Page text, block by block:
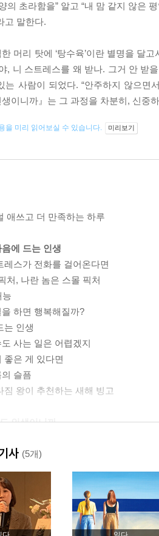
의 초라함을” 알고 “내 맘 같지 않은
고 말한다.
머리 탓에 ‘탕수육’이란 별명을 달
, 니 스트레스를 왜 받나. 그거 안 받
는 사람이 되었다. “안주하지 않으면
생이니까』는 그 과정을 차분히, 신
을 미리 읽어보실 수 있습니다. 미리보기
애쓰고 더 만족하는 하루
에 드는 인생
레스가 전화를 걸어온다면
처, 나란 놈은 스몰 픽처
능
하면 행복해질까?
는 인생
사는 일은 어렵겠지
좋은 게 있다면
슬픔
짐 왕이 추천하는 새해 빙고
인생이니까
니까
than tomorrow
이라고 생각하면
드디어 숙취의 비밀을 밝혀냈습니다!
는 쓰고 그거 하니?
을 이 순간만 생각했다
사 (5개)